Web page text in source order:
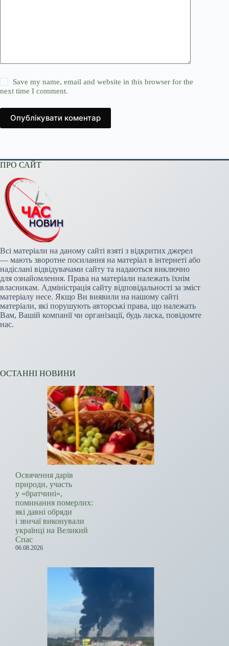
Save my name, email and website in this browser for the
next time I comment.
Опублікувати коментар
ПРО САЙТ
Всі матеріали на даному сайті взяті з відкритих джерел
— мають зворотне посилання на матеріал в інтернеті або
надіслані відвідувачами сайту та надаються виключно
для ознайомлення. Права на матеріали належать їхнім
власникам. Адміністрація сайту відповідальності за зміст
матеріалу несе. Якщо Ви виявили на нашому сайті
матеріали, які порушують авторські права, що належать
Вам, Вашій компанії чи організації, будь ласка, повідомте
нас.
ОСТАННІ НОВИНИ
Освячення дарів
природи, участь
у «братчині»,
поминання померлих:
які давні обряди
і звичаї виконували
українці на Великий
Спас
06.08.2026